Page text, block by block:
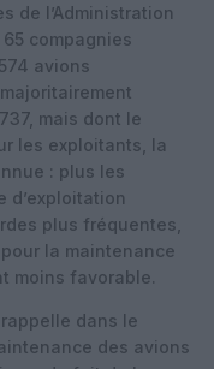
de l’Administration
65 compagnies
avions
mais dont le
les exploitants, la
: plus les
plus fréquentes,
la maintenance
moins favorable.
dans le
des avions